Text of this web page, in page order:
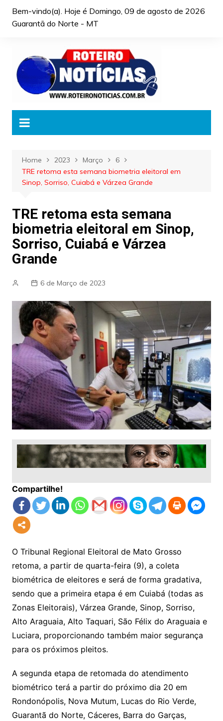
Bem-vindo(a). Hoje é Domingo, 09 de agosto de 2026
Guarantã do Norte - MT
Home 2023 Março
6
TRE retoma esta semana biometria eleitoral em
Sinop, Sorriso, Cuiabá e Várzea Grande
TRE retoma esta semana
biometria eleitoral em Sinop,
Sorriso, Cuiabá e Várzea
Grande
6 de Março de 2023
Compartilhe!
O Tribunal Regional Eleitoral de Mato Grosso
retoma, a partir de quarta-feira (9), a coleta
biométrica de eleitores e será de forma gradativa,
sendo que a primeira etapa é em Cuiabá (todas as
Zonas Eleitorais), Várzea Grande, Sinop, Sorriso,
Alto Araguaia, Alto Taquari, São Félix do Araguaia e
Luciara, proporcionando também maior segurança
para os próximos pleitos.
A segunda etapa de retomada do atendimento
biométrico terá a partir do próximo dia 20 em
Rondonópolis, Nova Mutum, Lucas do Rio Verde,
Guarantã do Norte, Cáceres, Barra do Garças,